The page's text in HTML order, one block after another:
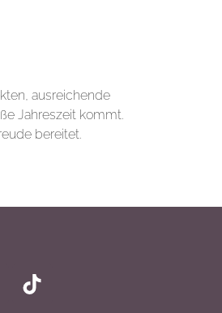
ausreichende
Jahreszeit kommt.
bereitet.